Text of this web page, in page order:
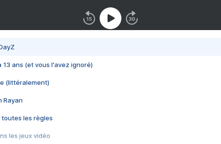
13 ans (et vous l'avez ignoré)
(littéralement)
Rayan
toutes les règles
les jeux vidéo